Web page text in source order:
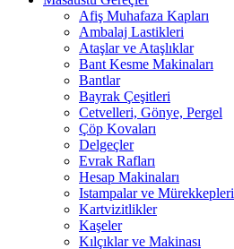
Afiş Muhafaza Kapları
Ambalaj Lastikleri
Ataşlar ve Ataşlıklar
Bant Kesme Makinaları
Bantlar
Bayrak Çeşitleri
Cetvelleri, Gönye, Pergel
Çöp Kovaları
Delgeçler
Evrak Rafları
Hesap Makinaları
Istampalar ve Mürekkepleri
Kartvizitlikler
Kaşeler
Kılçıklar ve Makinası